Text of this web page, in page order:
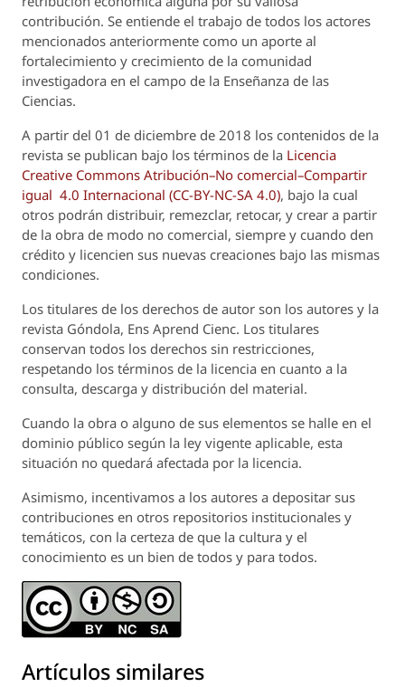
contribución. Se entiende el trabajo de todos los actores
mencionados anteriormente como un aporte al
fortalecimiento y crecimiento de la comunidad
investigadora en el campo de la Enseñanza de las
Ciencias.
A partir del 01 de diciembre de 2018 los contenidos de la
revista se publican bajo los términos de la Licencia
Creative Commons Atribución–No comercial–Compartir
igual 4.0 Internacional (CC-BY-NC-SA 4.0), bajo la cual
otros podrán distribuir, remezclar, retocar, y crear a partir
de la obra de modo no comercial, siempre y cuando den
crédito y licencien sus nuevas creaciones bajo las mismas
condiciones.
Los titulares de los derechos de autor son los autores y la
revista Góndola, Ens Aprend Cienc. Los titulares
conservan todos los derechos sin restricciones,
respetando los términos de la licencia en cuanto a la
consulta, descarga y distribución del material.
Cuando la obra o alguno de sus elementos se halle en el
dominio público según la ley vigente aplicable, esta
situación no quedará afectada por la licencia.
Asimismo, incentivamos a los autores a depositar sus
contribuciones en otros repositorios institucionales y
temáticos, con la certeza de que la cultura y el
conocimiento es un bien de todos y para todos.
Artículos similares